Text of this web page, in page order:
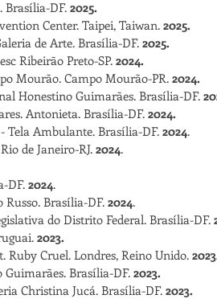
Brasília-DF. 2025.
Center. Taipei, Taiwan. 2025.
de Arte. Brasília-DF. 2025.
Ribeirão Preto-SP. 2024.
Mourão. Campo Mourão-PR. 2024.
Honestino Guimarães. Brasília-DF.
Antonieta. Brasília-DF. 2024.
Tela Ambulante. Brasília-DF. 2024.
de Janeiro-RJ.2024.
DF. 2024.
Brasília-DF. 2024.
do Distrito Federal. Brasília-DF.
2023.
Cruel. Londres, Reino Unido.
Brasília-DF. 2023.
Christina Jucá. Brasília-DF. 2023.